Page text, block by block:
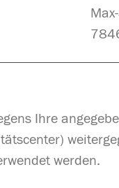
Ihre
werden.